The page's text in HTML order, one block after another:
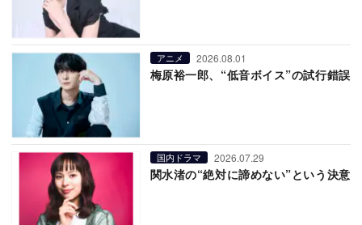
アニメ 2026.08.01
梅原裕一郎、“低音ボイス”の試行錯誤
国内ドラマ 2026.07.29
関水渚の“絶対に諦めない”という決意